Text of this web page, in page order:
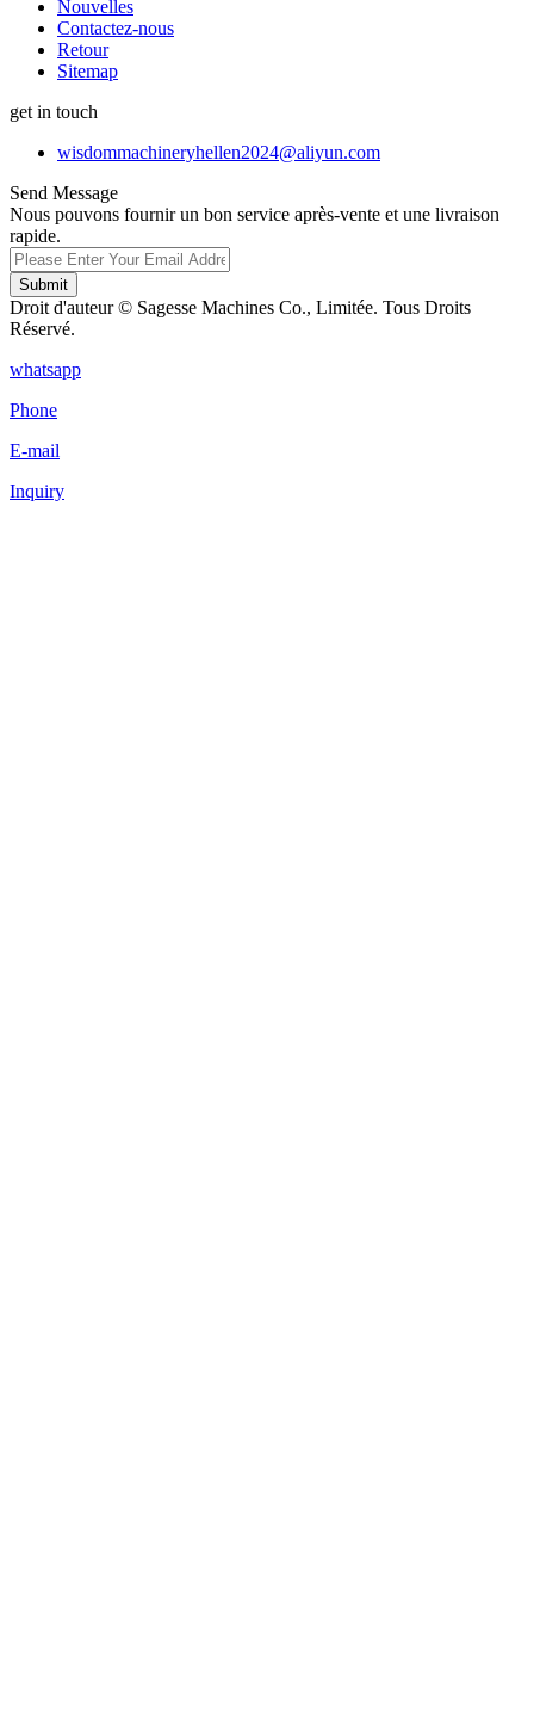
Nouvelles
Contactez-nous
Retour
Sitemap
get in touch
wisdommachineryhellen2024@aliyun.com
Send Message
Nous pouvons fournir un bon service après-vente et une livraison
rapide.
Submit
Droit d'auteur © Sagesse Machines Co., Limitée. Tous Droits
Réservé.
whatsapp
Phone
E-mail
Inquiry